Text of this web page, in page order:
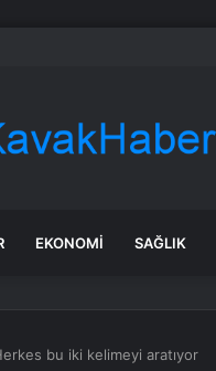
bekleyenlere kötü haber
EKONOMI SAĞLIK
bu iki kelimeyi aratıyor